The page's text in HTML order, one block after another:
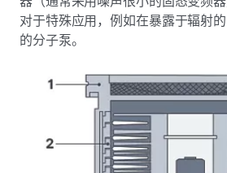
对于特殊应用，例如在暴露于辐射
的分子泵。